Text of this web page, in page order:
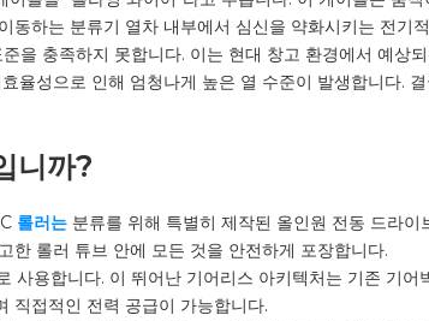
동하는 분류기 열차 내부에서 심신을 약화시키는 전기
을 충족하지 못합니다. 이는 현대 창고 환경에서 예
율성으로 인해 엄청나게 높은 열 수준이 발생합니다.
니까?
롤러는 분류를 위해 특별히 제작된 올인원 전동 드라
한 롤러 튜브 안에 모든 것을 안전하게 포장합니다.
용합니다. 이 뛰어난 기어리스 아키텍처는 기존 기
직접적인 전력 공급이 가능합니다.